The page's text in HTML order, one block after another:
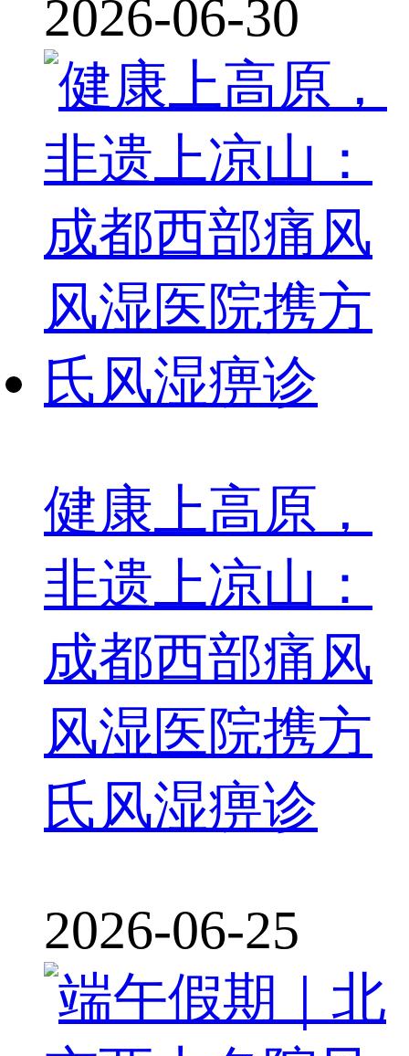
2026-06-30
健康上高原，
非遗上凉山：
成都西部痛风
风湿医院携方
氏风湿痹诊
2026-06-25